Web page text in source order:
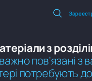
з
пов’язані з
потребують